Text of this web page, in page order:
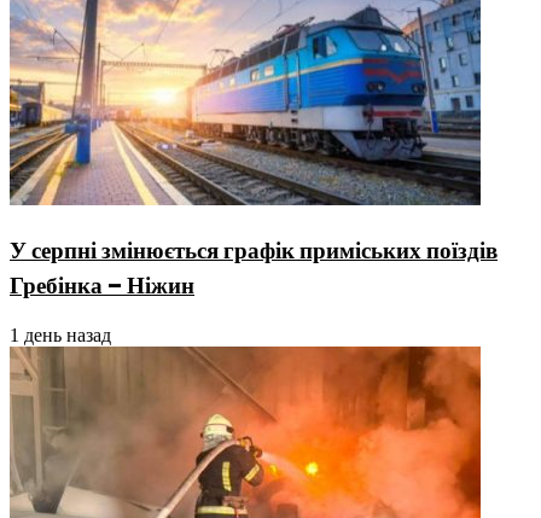
У серпні змінюється графік приміських поїздів
Гребінка – Ніжин
1 день назад